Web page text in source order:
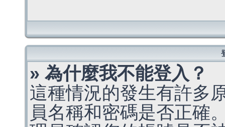
» 為什麼我不能登入？
這種情況的發生有許多
員名稱和密碼是否正確